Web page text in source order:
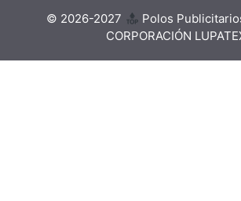
© 2026-2027
Polos
CORPORACIÓN